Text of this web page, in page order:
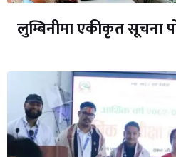
लुम्बिनीमा एकीकृत सूचना